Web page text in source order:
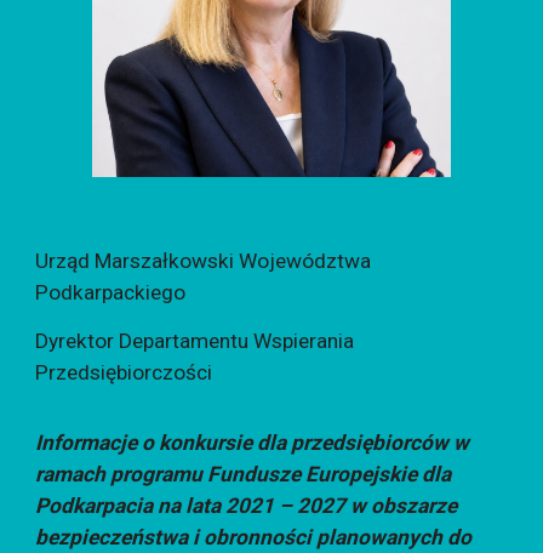
Urząd Marszałkowski Województwa
Podkarpackiego
Dyrektor Departamentu Wspierania
Przedsiębiorczości
Informacje o konkursie dla przedsiębiorców w
ramach programu Fundusze Europejskie dla
Podkarpacia na lata 2021 – 2027 w obszarze
bezpieczeństwa i obronności planowanych do